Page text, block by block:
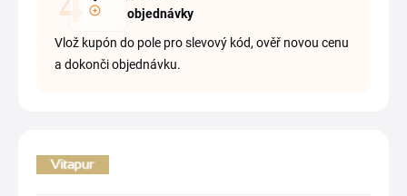
objednávky
Vlož kupón do pole pro slevový kód, ověř novou cenu
a dokonči objednávku.